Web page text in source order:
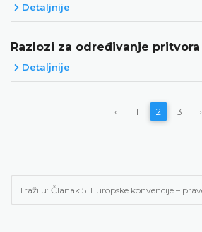
Detaljnije
Razlozi za određivanje pritvora
Detaljnije
‹ 1 2 3 ›